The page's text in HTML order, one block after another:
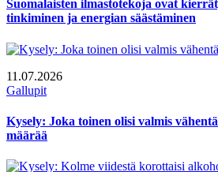
Suomalaisten ilmastotekoja ovat
tinkiminen ja energian säästäminen
11.07.2026
Gallupit
Kysely: Joka toinen olisi valmis
määrää